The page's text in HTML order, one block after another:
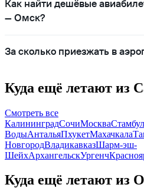
Как найти дешёвые
— Омск?
За сколько приезжать в
Куда ещё летают из
Смотреть все
КалининградСочиМоскваСтамбул
ВодыАнтальяПхукетМахачкала
НовгородВладикавказШарм-эш-
ШейхАрхангельскУргенч
Куда ещё летают из